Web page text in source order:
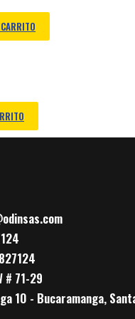
# 71-29
10 - Bucaramanga,